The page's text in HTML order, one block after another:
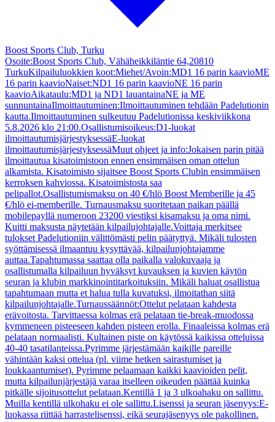
Boost Sports Club, Turku
Osoite:Boost Sports Club, Vähäheikkiläntie 64,20810
TurkuKilpailuluokkien koot:Miehet/Avoin:MD1 16 parin kaavioME
16 parin kaavioNaiset:ND1 16 parin kaavioNE 16 parin
kaavioAikataulu:MD1 ja ND1 lauantainaNE ja ME
sunnuntainaIlmoittautuminen:Ilmoittautuminen tehdään Padelutionin
kautta.Ilmoittautuminen sulkeutuu Padelutionissa keskiviikkona
5.8.2026 klo 21:00.Osallistumisoikeus:D1-luokat
ilmoittautumisjärjestyksessäE-luokat
ilmoittautumisjärjestyksessäMuut ohjeet ja info:Jokaisen parin pitää
ilmoittautua kisatoimistoon ennen ensimmäisen oman ottelun
alkamista. Kisatoimisto sijaitsee Boost Sports Clubin ensimmäisen
kerroksen kahviossa. Kisatoimistosta saa
pelipallot.Osallistumismaksu on 40 €/hlö Boost Memberille ja 45
€/hlö ei-memberille. Turnausmaksu suoritetaan paikan päällä
mobilepayllä numeroon 23200 viestiksi kisamaksu ja oma nimi.
Kuitti maksusta näytetään kilpailujohtajalle.Voittaja merkitsee
tulokset Padelutioniin välittömästi pelin päätyttyä. Mikäli tulosten
syöttämisessä ilmaantuu kysyttävää, kilpailunjohtajamme
auttaa.Tapahtumassa saattaa olla paikalla valokuvaaja ja
osallistumalla kilpailuun hyväksyt kuvauksen ja kuvien käytön
seuran ja klubin markkinointitarkoituksiin. Mikäli haluat osallistua
tapahtumaan mutta et halua tulla kuvatuksi, ilmoitathan siitä
kilpailunjohtajalle.Turnaussäännöt:Ottelut pelataan kahdesta
erävoitosta. Tarvittaessa kolmas erä pelataan tie-break-muodossa
kymmeneen pisteeseen kahden pisteen erolla. Finaaleissa kolmas erä
pelataan normaalisti. Kultainen piste on käytössä kaikissa otteluissa
40-40 tasatilanteissa.Pyrimme järjestämään kaikille pareille
vähintään kaksi ottelua (pl. viime hetken sairastumiset ja
loukkaantumiset). Pyrimme pelaamaan kaikki kaavioiden pelit,
mutta kilpailunjärjestäjä varaa itselleen oikeuden päättää kuinka
pitkälle sijoitusottelut pelataan.Kentillä 1 ja 3 ulkoahaku on sallittu.
Muilla kentillä ulkohaku ei ole sallittu.Lisenssi ja seuran jäsenyys:E-
luokassa riittää harrastelisenssi, eikä seurajäsenyys ole pakollinen.